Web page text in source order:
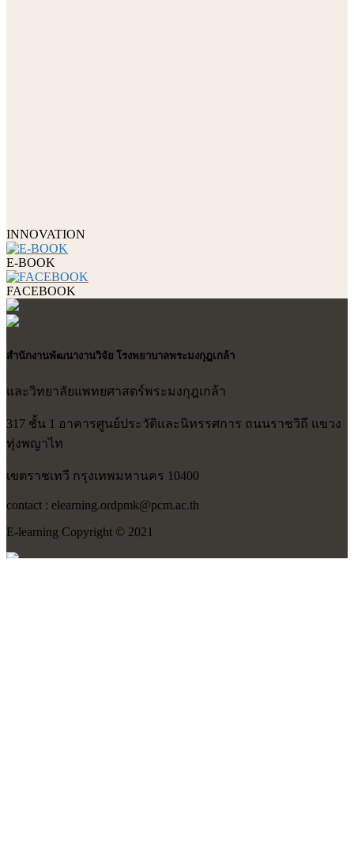
INNOVATION
E-BOOK
FACEBOOK
สำนักงานพัฒนางานวิจัย โรงพยาบาลพระมงกุฎเกล้า
และวิทยาลัยแพทยศาสตร์พระมงกุฎเกล้า
317 ชั้น 1 อาคารศูนย์ประวัติและนิทรรศการ ถนนราชวิถี แขวง
ทุ่งพญาไท
เขตราชเทวี กรุงเทพมหานคร 10400
contact : elearning.ordpmk@pcm.ac.th
E-learning Copyright © 2021